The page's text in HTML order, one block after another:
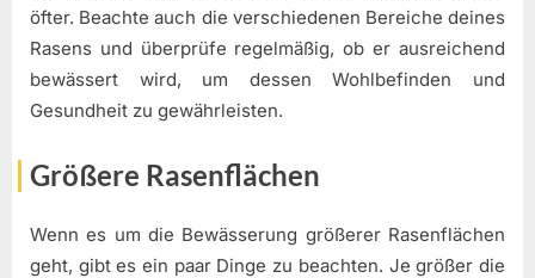
öfter. Beachte auch die verschiedenen Bereiche deines
Rasens und überprüfe regelmäßig, ob er ausreichend
bewässert wird, um dessen Wohlbefinden und
Gesundheit zu gewährleisten.
Größere Rasenflächen
Wenn es um die Bewässerung größerer Rasenflächen
geht, gibt es ein paar Dinge zu beachten. Je größer die